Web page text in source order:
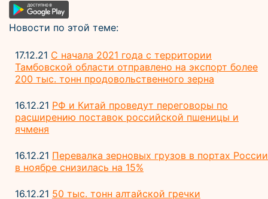
Новости по этой теме:
17.12.21 С начала 2021 года с территории
Тамбовской области отправлено на экспорт более
200 тыс. тонн продовольственного зерна
16.12.21 РФ и Китай проведут переговоры по
расширению поставок российской пшеницы и
ячменя
16.12.21 Перевалка зерновых грузов в портах России
в ноябре снизилась на 15%
16.12.21 50 тыс. тонн алтайской гречки